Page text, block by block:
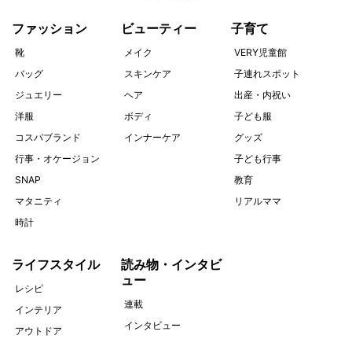
ファッション
靴
バッグ
ジュエリー
洋服
コスパブランド
行事・オケージョン
SNAP
マタニティ
時計
ビューティー
メイク
スキンケア
ヘア
ボディ
インナーケア
子育て
VERY児童館
子連れスポット
出産・内祝い
子ども服
グッズ
子ども行事
教育
リアルママ
ライフスタイル
レシピ
インテリア
アウトドア
読み物・インタビ
ュー
連載
インタビュー